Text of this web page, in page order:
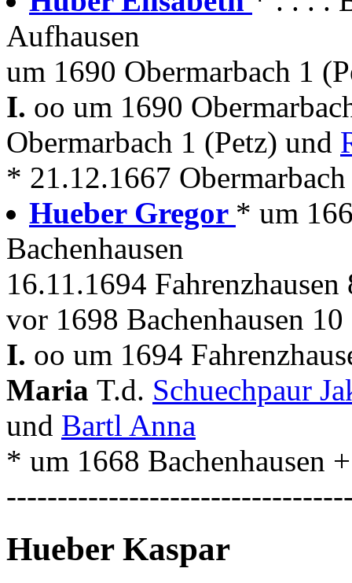
Aufhausen
um 1690 Obermarbach 1
I. oo um 1690
Obermarbach 1 (Petz) und
* 21.12.1667
Hueber Gregor * um
Bachenhausen
16.11.1694
vor 1698 Bachenhausen 10
I. oo um 1694
Maria T.d. Schuechpaur
und Bartl Anna
* um 1668 Bachenhausen
Hueber Kaspar